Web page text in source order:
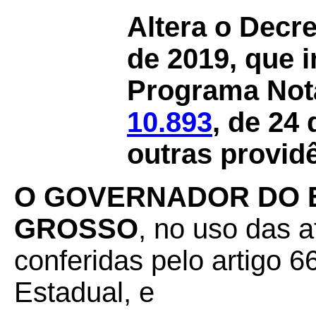
Altera o
de 2019, que
Programa
10.893, de 24
outras
O GOVERNADOR DO
GROSSO, no uso das
conferidas pelo artigo
Estadual, e